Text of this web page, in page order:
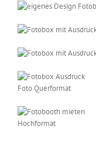
Foto Querformat
Hochformat